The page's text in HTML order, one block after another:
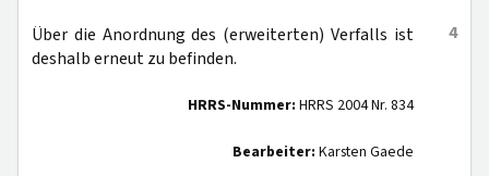
4
Über die Anordnung des (erweiterten) Verfalls ist
deshalb erneut zu befinden.
HRRS-Nummer: HRRS 2004 Nr. 834
Bearbeiter: Karsten Gaede